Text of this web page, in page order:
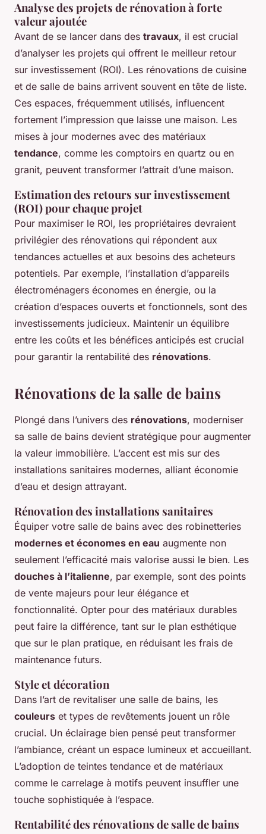
Analyse des projets de rénovation à forte
valeur ajoutée
Avant de se lancer dans des travaux, il est crucial
d’analyser les projets qui offrent le meilleur retour
sur investissement (ROI). Les rénovations de cuisine
et de salle de bains arrivent souvent en tête de liste.
Ces espaces, fréquemment utilisés, influencent
fortement l’impression que laisse une maison. Les
mises à jour modernes avec des matériaux
tendance, comme les comptoirs en quartz ou en
granit, peuvent transformer l’attrait d’une maison.
Estimation des retours sur investissement
(ROI) pour chaque projet
Pour maximiser le ROI, les propriétaires devraient
privilégier des rénovations qui répondent aux
tendances actuelles et aux besoins des acheteurs
potentiels. Par exemple, l’installation d’appareils
électroménagers économes en énergie, ou la
création d’espaces ouverts et fonctionnels, sont des
investissements judicieux. Maintenir un équilibre
entre les coûts et les bénéfices anticipés est crucial
pour garantir la rentabilité des rénovations.
Rénovations de la salle de bains
Plongé dans l’univers des rénovations, moderniser
sa salle de bains devient stratégique pour augmenter
la valeur immobilière. L’accent est mis sur des
installations sanitaires modernes, alliant économie
d’eau et design attrayant.
Rénovation des installations sanitaires
Équiper votre salle de bains avec des robinetteries
modernes et économes en eau augmente non
seulement l’efficacité mais valorise aussi le bien. Les
douches à l’italienne, par exemple, sont des points
de vente majeurs pour leur élégance et
fonctionnalité. Opter pour des matériaux durables
peut faire la différence, tant sur le plan esthétique
que sur le plan pratique, en réduisant les frais de
maintenance futurs.
Style et décoration
Dans l’art de revitaliser une salle de bains, les
couleurs et types de revêtements jouent un rôle
crucial. Un éclairage bien pensé peut transformer
l’ambiance, créant un espace lumineux et accueillant.
L’adoption de teintes tendance et de matériaux
comme le carrelage à motifs peuvent insuffler une
touche sophistiquée à l’espace.
Rentabilité des rénovations de salle de bains